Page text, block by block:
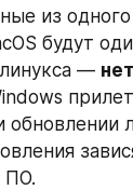
из
будут
— нет
обновлении
ПО.